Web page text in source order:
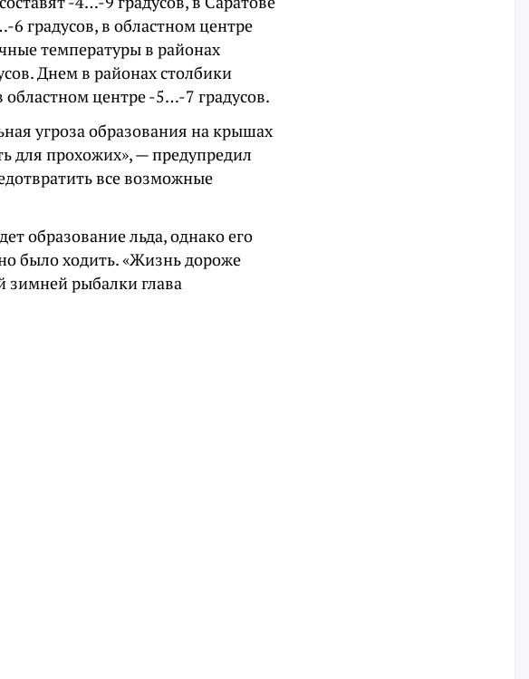
градусов, в областном центре
температуры в районах
Днем в районах столбики
центре -5…-7 градусов.
угроза образования на крышах
для прохожих», — предупредил
все возможные
образование льда, однако его
было ходить. «Жизнь дороже
зимней рыбалки глава